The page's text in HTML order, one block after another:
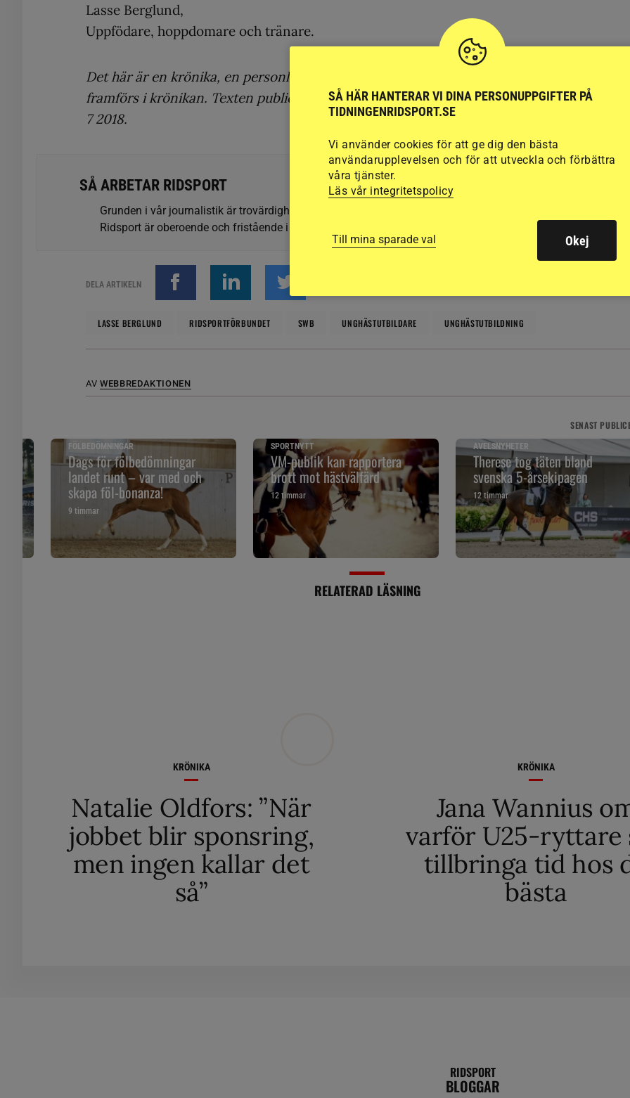
Lasse Berglund,
Uppfödare, hoppdomare och tränare.
Det här är en krönika, en personligt skriven text. Skribenten själv står för åsikterna som
framförs i krönikan. Texten publicerades första gången i Ridsports pappersutgåva,
7 2018.
SÅ ARBETAR RIDSPORT
Grunden i vår journalistik är trovärdighet och opartiskhet. Det vi publicerar ska vara sant och relevant.
Ridsport är oberoende och fristående i förhållande till ekonomiska, privata, politiska och andra intressen.
DELA ARTIKELN
LASSE BERGLUND RIDSPORTFÖRBUNDET SWB UNGHÄSTUTBILDARE UNGHÄSTUTBILDNING
AV WEBBREDAKTIONEN
SENAST
FÖLBEDÖMNINGAR
Dags för fölbedömningar
landet runt – var med och
skapa föl-bonanza!
9 timmar
SPORTNYTT
VM-publik kan rapportera
brott mot hästvälfärd
12 timmar
AVELSNYHETER
Therese tog täten bland
svenska 5-årsekipagen
12 timmar
RELATERAD LÄSNING
KRÖNIKA
Natalie Oldfors: ”När
jobbet blir sponsring,
men ingen kallar det
så”
KRÖNIKA
Jana Wannius
varför U25-ryttare
tillbringa tid hos
bästa
RIDSPORT
BLOGGAR
SÅ HÄR HANTERAR VI DINA PERSONUPPGIFTER PÅ
TIDNINGENRIDSPORT.SE
Vi använder cookies för att ge dig den bästa
användarupplevelsen och för att utveckla och förbättra
våra tjänster.
Läs vår integritetspolicy
Till mina sparade val Okej